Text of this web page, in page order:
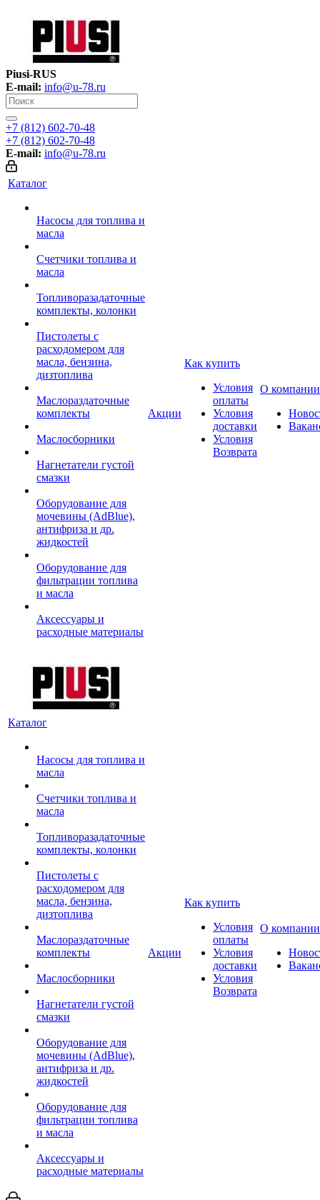
Piusi-RUS
E-mail: info@u-78.ru
+7 (812) 602-70-48
+7 (812) 602-70-48
E-mail: info@u-78.ru
Каталог
Насосы для топлива и
масла
Счетчики топлива и
масла
Топливоразадаточные
комплекты, колонки
Пистолеты с
расходомером для
масла, бензина,
дизтоплива
Маслораздаточные
комплекты
Маслосборники
Нагнетатели густой
смазки
Оборудование для
мочевины (AdBlue),
антифриза и др.
жидкостей
Оборудование для
фильтрации топлива
и масла
Аксессуары и
расходные материалы
Акции
Как купить
Условия
оплаты
Условия
доставки
Условия
Возврата
О компании
Каталог
Насосы для топлива и
масла
Счетчики топлива и
масла
Топливоразадаточные
комплекты, колонки
Пистолеты с
расходомером для
масла, бензина,
дизтоплива
Маслораздаточные
комплекты
Маслосборники
Нагнетатели густой
смазки
Оборудование для
мочевины (AdBlue),
антифриза и др.
жидкостей
Оборудование для
фильтрации топлива
и масла
Аксессуары и
расходные материалы
Акции
Как купить
Условия
оплаты
Условия
доставки
Условия
Возврата
О компании